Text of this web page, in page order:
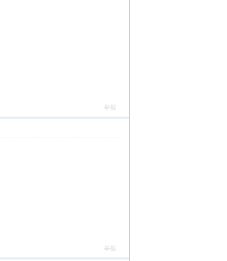
举报
举报